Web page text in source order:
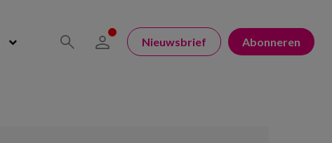
Nieuwsbrief Abonneren